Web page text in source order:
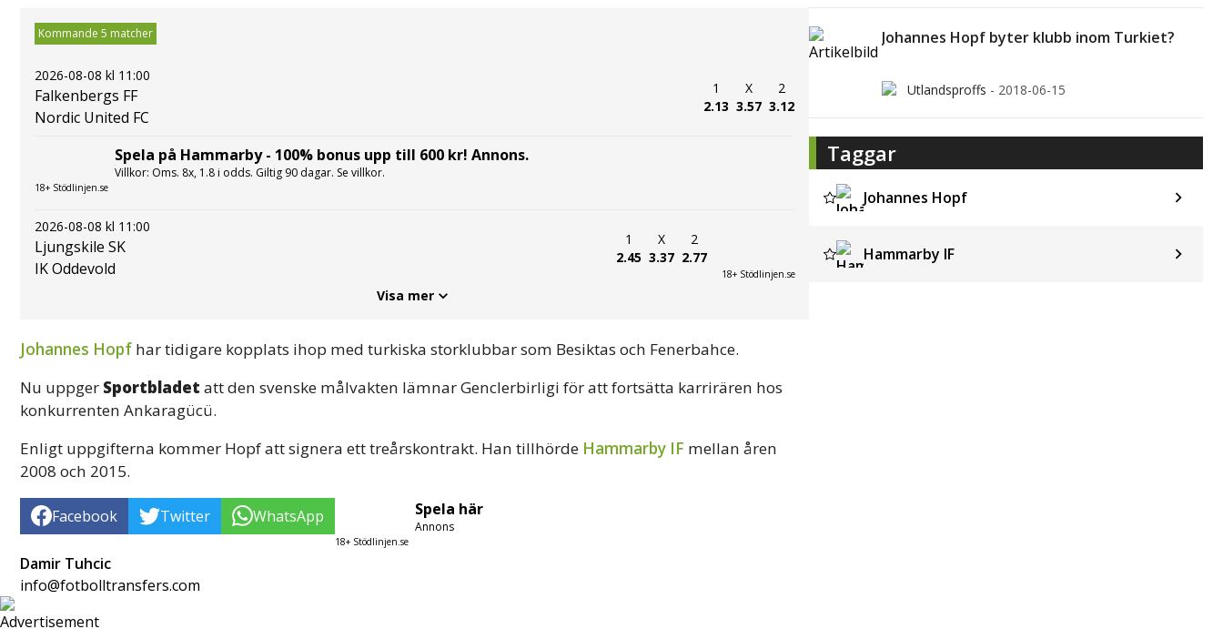
Kommande 5 matcher
2026-08-08 kl 11:00
Falkenbergs FF
Nordic United FC
1
2.13
X
3.57
2
3.12
18+ Stödlinjen.se
Spela på Hammarby - 100% bonus upp till 600 kr! Annons.
Villkor: Oms. 8x, 1.8 i odds. Giltig 90 dagar. Se villkor.
2026-08-08 kl 11:00
Ljungskile SK
IK Oddevold
1
2.45
X
3.37
2
2.77
18+ Stödlinjen.se
Visa mer
Johannes Hopf har tidigare kopplats ihop med turkiska storklubbar som Besiktas och Fenerbahce.
Nu uppger Sportbladet att den svenske målvakten lämnar Genclerbirligi för att fortsätta karrirären hos
konkurrenten Ankaragücü.
Enligt uppgifterna kommer Hopf att signera ett treårskontrakt. Han tillhörde Hammarby IF mellan åren
2008 och 2015.
Facebook Twitter WhatsApp
18+ Stödlinjen.se
Spela här
Annons
Damir Tuhcic
info@fotbolltransfers.com
Johannes Hopf byter klubb inom Turkiet?
Utlandsproffs - 2018-06-15
Taggar
Johannes Hopf
Hammarby IF